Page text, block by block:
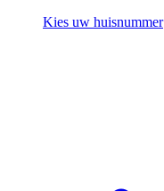
Kies uw huisnummer